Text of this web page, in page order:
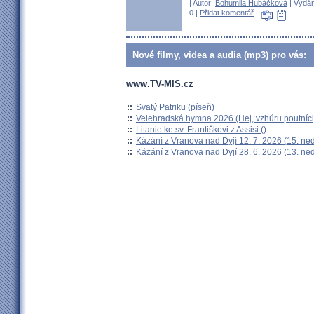
| Autor: Bohumila Hubáčková |
0 | Přidat komentář |
Nové filmy, videa a audia (mp3) pro vás:
www.TV-MIS.cz
:: Svatý Patriku (píseň)
:: Velehradská hymna 2026 (Hej, vzhůru
:: Litanie ke sv. Františkovi z Assisi ()
:: Kázání z Vranova nad Dyjí 12. 7. 2026 (15.
:: Kázání z Vranova nad Dyjí 28. 6. 2026 (13.